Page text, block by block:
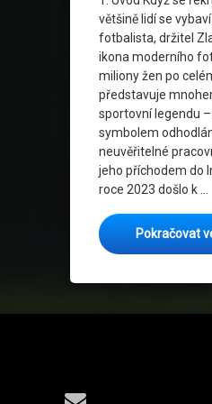
většině lidí se
fotbalista, držitel
ikona moderního
miliony žen po
představuje
sportovní legendu
symbolem
neuvěřitelné
jeho příchodem do
roce 2023 došlo k …
Pokračovat